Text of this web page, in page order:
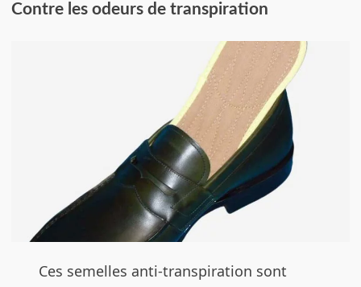
Contre les odeurs de transpiration
Ces semelles anti-transpiration sont